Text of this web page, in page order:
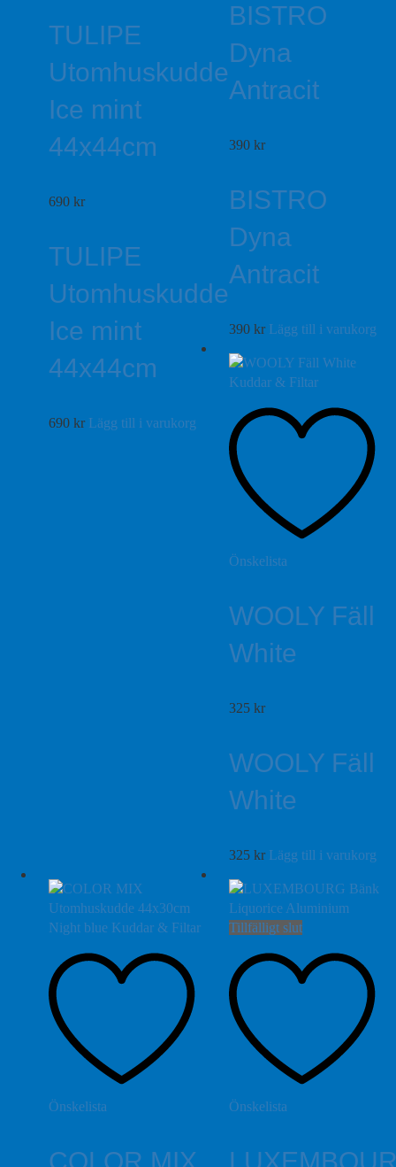
TULIPE
Utomhuskudde
Ice mint
44x44cm
690 kr
TULIPE
Utomhuskudde
Ice mint
44x44cm
690 kr Lägg till i varukorg
BISTRO
Dyna
Antracit
390 kr
BISTRO
Dyna
Antracit
390 kr Lägg till i varukorg
Önskelista
WOOLY Fäll
White
325 kr
WOOLY Fäll
White
325 kr Lägg till i varukorg
Önskelista
Tillfälligt slut
Önskelista